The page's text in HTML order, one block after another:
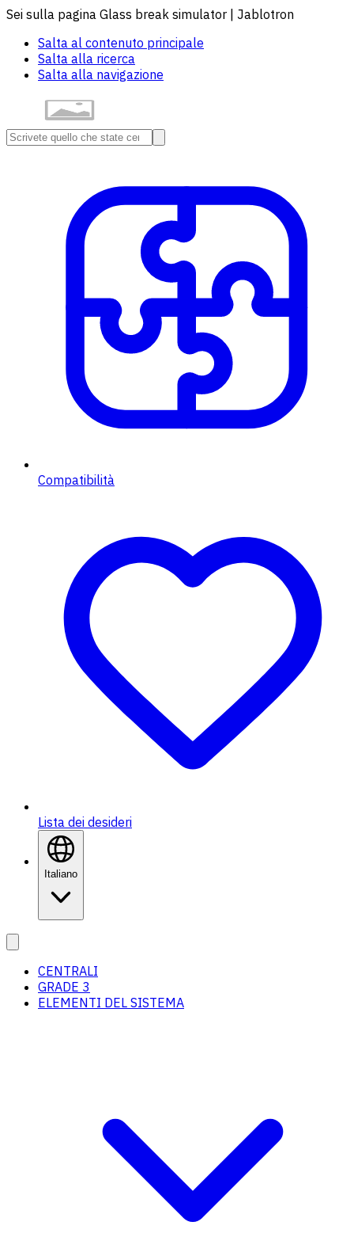
Sei sulla pagina Glass break simulator | Jablotron
Salta al contenuto principale
Salta alla ricerca
Salta alla navigazione
Compatibilità
Lista dei desideri
Italiano
CENTRALI
GRADE 3
ELEMENTI DEL SISTEMA